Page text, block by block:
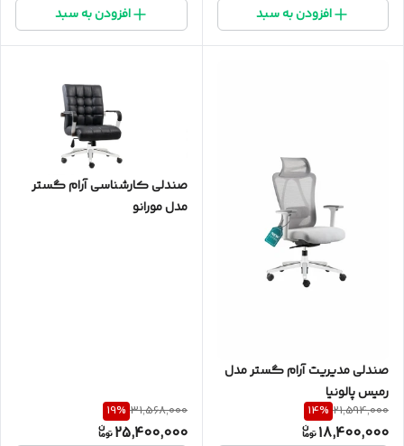
افزودن به سبد افزودن به سبد
صندلی مدیریت آرام گستر مدل
رمیس پالونیا
21,594,000
14%
18,400,000
صندلی کارشناسی آرام گستر
مدل مورانو
31,568,000
19%
25,400,000